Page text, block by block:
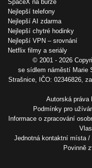
SpaceX na burze
Nejlepší telefony
Nejlepší AI zdarma
Nejlepší chytré hodinky
Nejlepší VPN – srovnání
Netflix filmy a seriály
© 2001 - 2026
se sídlem náměstí Marie
Strašnice, IČO: 02346826,
Autorská práva
Podmínky pro
Informace o zpracování
Jednotná kontaktní místa
Povinně